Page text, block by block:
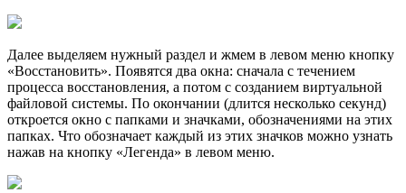
Далее выделяем нужный раздел и жмем в левом меню кнопку
«Восстановить». Появятся два окна: сначала с течением
процесса восстановления, а потом с созданием виртуальной
файловой системы. По окончании (длится несколько секунд)
откроется окно с папками и значками, обозначениями на этих
папках. Что обозначает каждый из этих значков можно узнать
нажав на кнопку «Легенда» в левом меню.